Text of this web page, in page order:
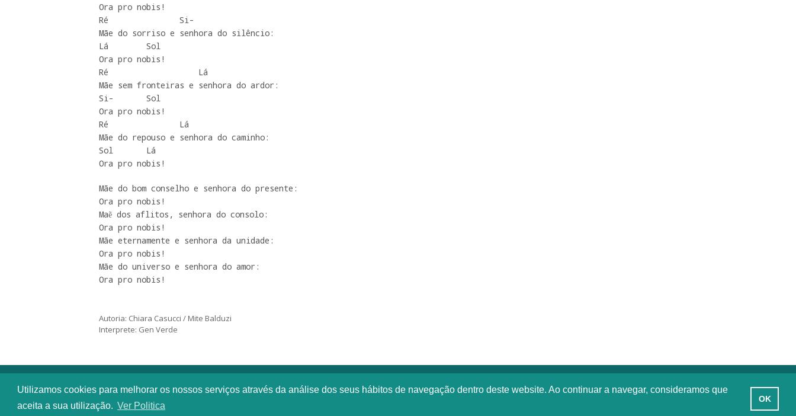
Utilizamos cookies para melhorar os nossos serviços através da análise dos seus hábitos de navegação dentro deste website. Ao continuar a navegar, consideramos que
aceita a sua utilização. Ver Politica
OK
Ora pro nobis!
Ré               Si-
Mãe do sorriso e senhora do silêncio:
Lá        Sol
Ora pro nobis!
Ré                   Lá
Mãe sem fronteiras e senhora do ardor:
Si-       Sol
Ora pro nobis!
Ré               Lá
Mãe do repouso e senhora do caminho:
Sol       Lá
Ora pro nobis!
Mãe do bom conselho e senhora do presente:
Ora pro nobis!
Maẽ dos aflitos, senhora do consolo:
Ora pro nobis!
Mãe eternamente e senhora da unidade:
Ora pro nobis!
Mãe do universo e senhora do amor:
Ora pro nobis!
Autoria: Chiara Casucci / Mite Balduzi
Interprete: Gen Verde